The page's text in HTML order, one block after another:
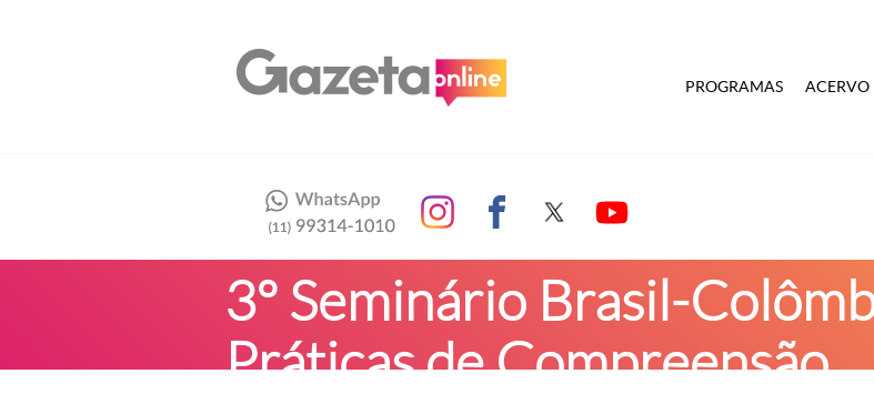
PROGRAMAS ACERVO
3º Seminário Brasil-
Práticas de Compreensão